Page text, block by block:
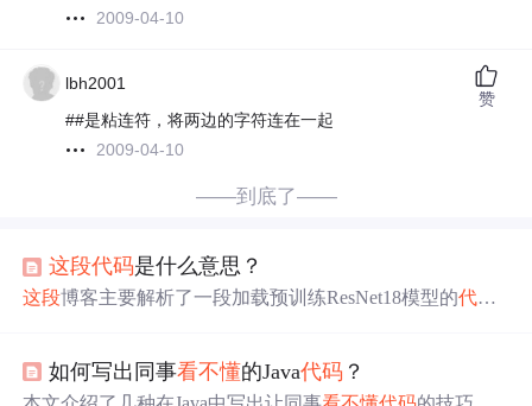
2009-04-10
lbh2001
##是粘连符，将两边的字符连在一起
2009-04-10
赞
——到底了——
这段代码是什么意思？
这段博客主要解析了一段加载预训练ResNet18模型的代码
模型转移到指定设备。适用于迁移学习和小数据集场景，
同时给出输入尺寸和训练解冻的注意事项。
如何写出同事看不懂的Java代码 ？